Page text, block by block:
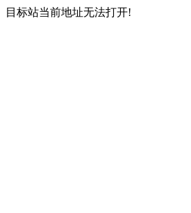
目标站当前地址无法打开!